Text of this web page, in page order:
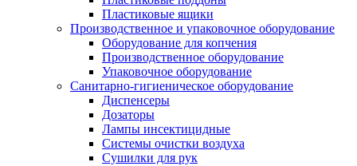
Пластиковые ящики
Производственное и упаковочное оборудование
Оборудование для копчения
Производственное оборудование
Упаковочное оборудование
Санитарно-гигиеническое оборудование
Диспенсеры
Дозаторы
Лампы инсектицидные
Системы очистки воздуха
Сушилки для рук